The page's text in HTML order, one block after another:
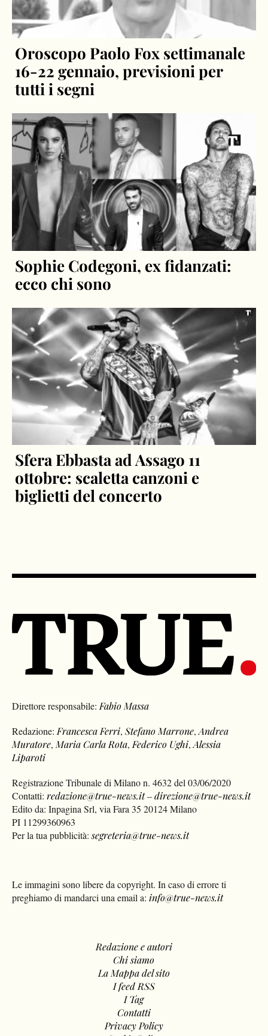
Oroscopo Paolo Fox settimanale
16-22 gennaio, previsioni per
tutti i segni
Sophie Codegoni, ex fidanzati:
ecco chi sono
Sfera Ebbasta ad Assago 11
ottobre: scaletta canzoni e
biglietti del concerto
Direttore responsabile: Fabio Massa
Redazione: Francesca Ferri,Stefano Marrone,Andrea
Muratore, Maria Carla Rota, Federico Ughi,Alessia
Liparoti
Registrazione Tribunale di Milano n. 4632 del 03/06/2020
Contatti:redazione@true-news.it–direzione@true-news.it
Edito da: Inpagina Srl, via Fara 35 20124 Milano
PI 11299360963
Per la tua pubblicità:segreteria@true-news.it
Le immagini sono libere da copyright. In caso di errore ti
preghiamo di mandarci una email a: info@true-news.it
Redazione e autori
Chi siamo
La Mappa del sito
I feed RSS
I Tag
Contatti
Privacy Policy